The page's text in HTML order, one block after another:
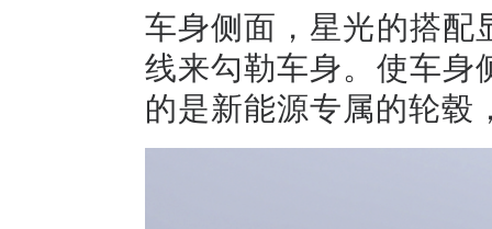
车身侧面，星光的搭
线来勾勒车身。使车
的是新能源专属的轮毂